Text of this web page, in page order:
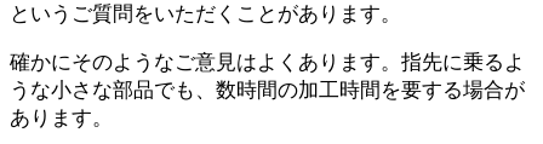
というご質問をいただくことがあります。
確かにそのようなご意見はよくあります。指先に乗るよ
うな小さな部品でも、数時間の加工時間を要する場合が
あります。